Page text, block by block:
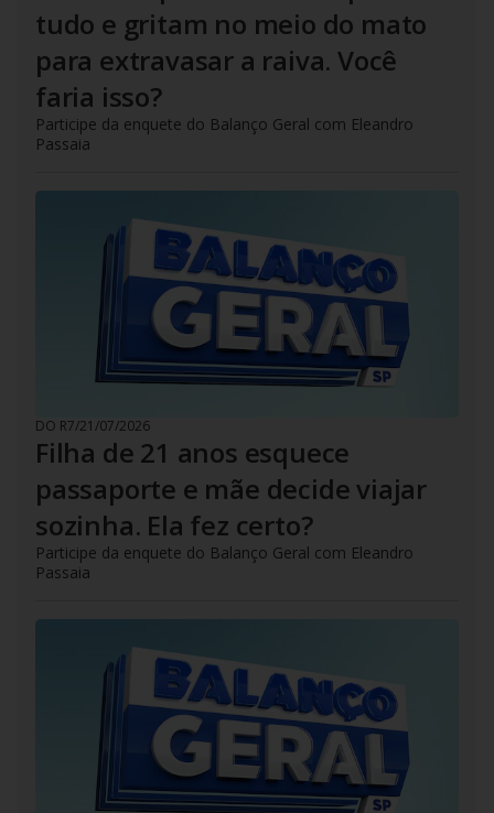
tudo e gritam no meio do mato
para extravasar a raiva. Você
faria isso?
Participe da enquete do Balanço Geral com Eleandro
Passaia
DO R7/21/07/2026
Filha de 21 anos esquece
passaporte e mãe decide viajar
sozinha. Ela fez certo?
Participe da enquete do Balanço Geral com Eleandro
Passaia